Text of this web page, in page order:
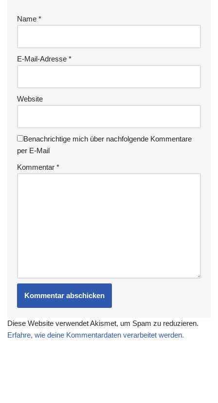
Name *
E-Mail-Adresse *
Website
Benachrichtige mich über nachfolgende Kommentare
per E-Mail
Kommentar *
Diese Website verwendet Akismet, um Spam zu reduzieren.
Erfahre, wie deine Kommentardaten verarbeitet werden.